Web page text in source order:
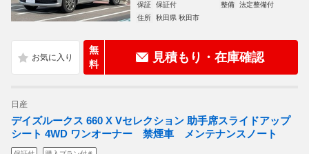
保証
保証付 整備
法定整備付
住所
秋田県 秋田市
無
料
見積もり・在庫確認
日産
デイズルークス 660 X Vセレクション 助手席スライドアップ
シート 4WD ワンオーナー 禁煙車 メンテナンスノート